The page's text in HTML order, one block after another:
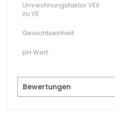
Umrechnungsfaktor VEII
zu VE
Gewichtseinheit
pH Wert
Bewertungen